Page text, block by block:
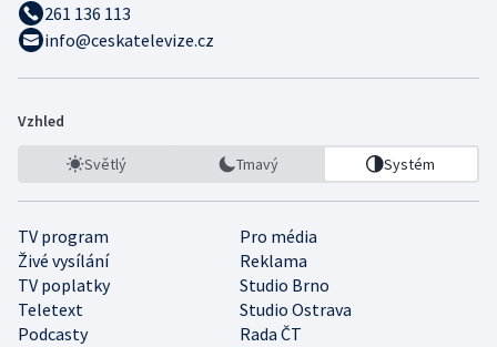
261 136 113
info@ceskatelevize.cz
Vzhled
Světlý Tmavý Systém
TV program
Pro média
Živé vysílání
Reklama
TV poplatky
Studio Brno
Teletext
Studio Ostrava
Podcasty
Rada ČT